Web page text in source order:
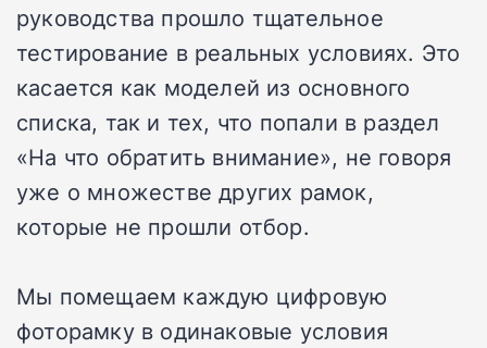
руководства прошло тщательное
тестирование в реальных условиях. Это
касается как моделей из основного
списка, так и тех, что попали в раздел
«На что обратить внимание», не говоря
уже о множестве других рамок,
которые не прошли отбор.
Мы помещаем каждую цифровую
фоторамку в одинаковые условия